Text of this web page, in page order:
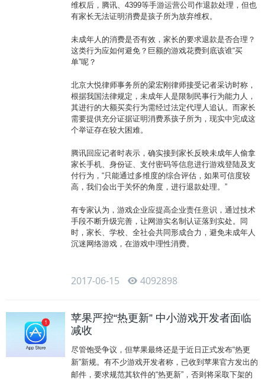
维权后，腾讯、4399等手游运营公司作退款处理，但也
有家长无法证明消费是孩子所为放弃维权。
未成年人的消费是否有效，家长的要求退款是否合理？
这类行为应如何避免？巨额的游戏花费到底该谁“买
单”呢？
北京大悦律师事务所的梁宏刚律师接受记者采访时称，
根据我国法律规定，未成年人是限制民事行为能力人，
其进行的大额买卖行为需经过法定代理人追认。而家长
需要提供充分证据证明消费系孩子所为，现实中完成这
个举证存在较大困难。
腾讯回应记者时表示，确实接到家长反映未成年人偷拿
家长手机、身份证、支付密码等信息进行游戏登陆及支
付行为，“只能通过多维度的综合评估，如果可信度较
高，我们会出于关怀的角度，进行退款处理。”
有专家认为，游戏企业应提高企业责任意识，通过技术
手段不断升级完善，让网游实名制认证落到实处。同
时，家长、学校、全社会共同形成合力，避免未成年人
沉迷网络游戏，在游戏中理性消费。
2017-06-15 4092898
苹果严控“热更新” 中小游戏开发者面临
减收
尽管饱受争议，但苹果最终还是于近日正式发布“热更
新”新规。有不少游戏开发者称，已收到苹果官方发出的
邮件，要求规范其软件的“热更新”，否则将采取下架的